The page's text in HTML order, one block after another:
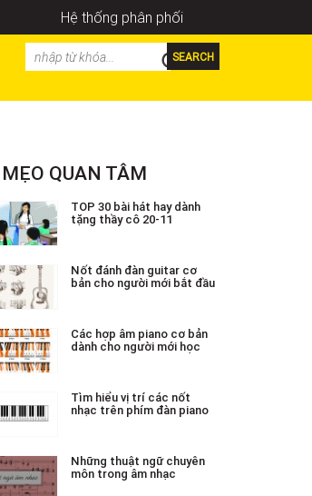
Hệ thống phân phối
SEARCH
MẸO QUAN TÂM
TOP 30 bài hát hay dành
tặng thầy cô 20-11
Nốt đánh đàn guitar cơ
bản cho người mới bắt đầu
Các hợp âm piano cơ bản
dành cho người mới học
Tìm hiểu vị trí các nốt
nhạc trên phím đàn piano
Những thuật ngữ chuyên
môn trong âm nhạc